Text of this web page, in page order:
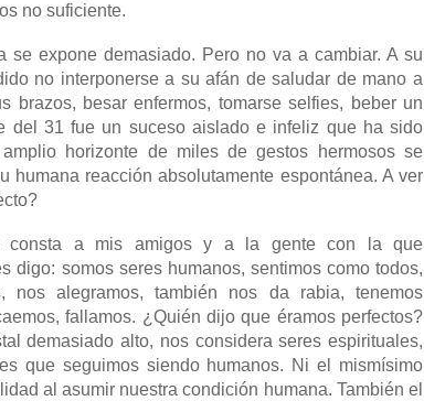
no suficiente.
se expone demasiado. Pero no va a cambiar. A su
no interponerse a su afán de saludar de mano a
brazos, besar enfermos, tomarse selfies, beber un
del 31 fue un suceso aislado e infeliz que ha sido
horizonte de miles de gestos hermosos se
humana reacción absolutamente espontánea. A ver
consta a mis amigos y a la gente con la que
digo: somos seres humanos, sentimos como todos,
nos alegramos, también nos da rabia, tenemos
fallamos. ¿Quién dijo que éramos perfectos?
demasiado alto, nos considera seres espirituales,
que seguimos siendo humanos. Ni el mismísimo
al asumir nuestra condición humana. También el